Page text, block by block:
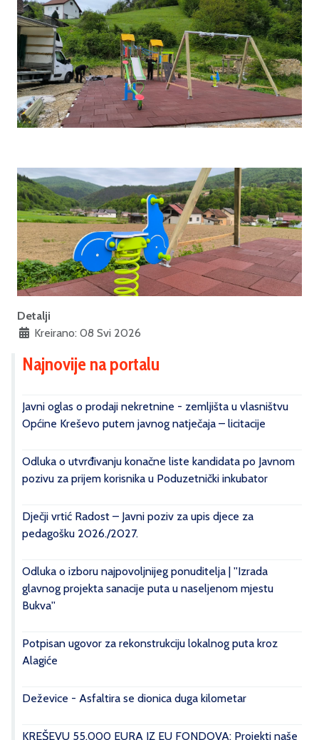
Detalji
Kreirano: 08 Svi 2026
Najnovije na portalu
Javni oglas o prodaji nekretnine - zemljišta u vlasništvu
Općine Kreševo putem javnog natječaja – licitacije
Odluka o utvrđivanju konačne liste kandidata po Javnom
pozivu za prijem korisnika u Poduzetnički inkubator
Dječji vrtić Radost – Javni poziv za upis djece za
pedagošku 2026./2027.
Odluka o izboru najpovoljnijeg ponuditelja | ''Izrada
glavnog projekta sanacije puta u naseljenom mjestu
Bukva''
Potpisan ugovor za rekonstrukciju lokalnog puta kroz
Alagiće
Deževice - Asfaltira se dionica duga kilometar
KREŠEVU 55.000 EURA IZ EU FONDOVA: Projekti naše